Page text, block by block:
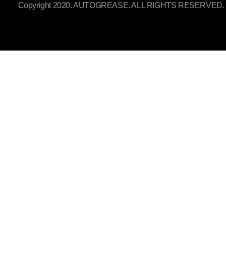
Copyright 2020. AUTOGREASE. ALL RIGHTS RESERVED.